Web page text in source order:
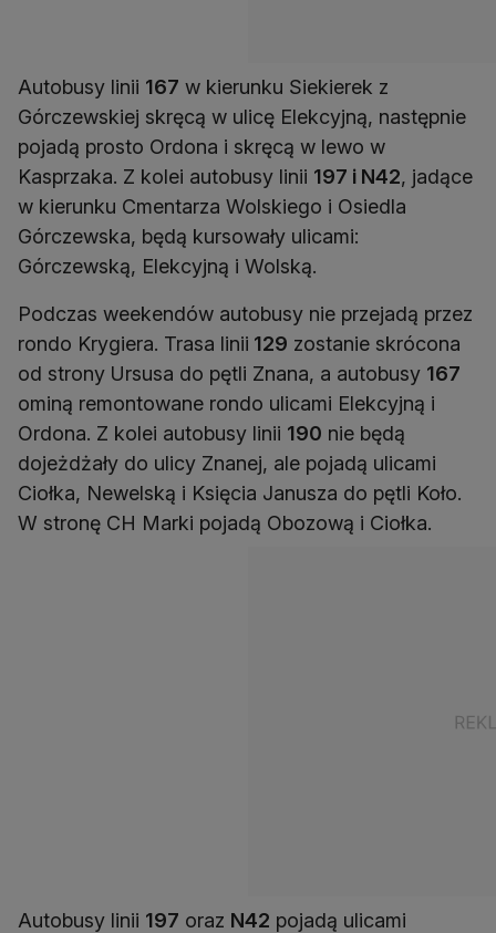
Autobusy linii 167 w kierunku Siekierek z
Górczewskiej skręcą w ulicę Elekcyjną, następnie
pojadą prosto Ordona i skręcą w lewo w
Kasprzaka. Z kolei autobusy linii 197 i N42, jadące
w kierunku Cmentarza Wolskiego i Osiedla
Górczewska, będą kursowały ulicami:
Górczewską, Elekcyjną i Wolską.
Podczas weekendów autobusy nie przejadą przez
rondo Krygiera. Trasa linii 129 zostanie skrócona
od strony Ursusa do pętli Znana, a autobusy 167
ominą remontowane rondo ulicami Elekcyjną i
Ordona. Z kolei autobusy linii 190 nie będą
dojeżdżały do ulicy Znanej, ale pojadą ulicami
Ciołka, Newelską i Księcia Janusza do pętli Koło.
W stronę CH Marki pojadą Obozową i Ciołka.
Autobusy linii 197 oraz N42 pojadą ulicami